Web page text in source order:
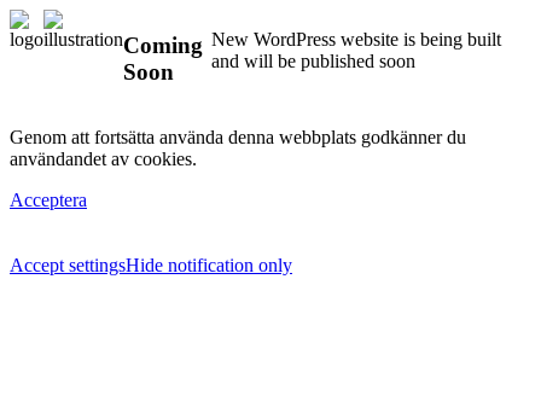
Coming
Soon
New WordPress website is being built
and will be published soon
Genom att fortsätta använda denna webbplats godkänner du
användandet av cookies.
Acceptera
Accept settingsHide notification only